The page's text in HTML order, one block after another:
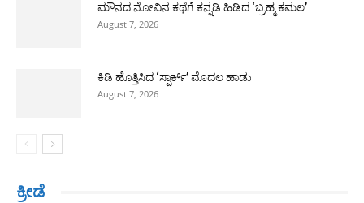
ಮೌನದ ನೋವಿನ ಕಥೆಗೆ ಕನ್ನಡಿ ಹಿಡಿದ ‘ಬ್ರಹ್ಮ ಕಮಲ’
August 7, 2026
ಕಿಡಿ ಹೊತ್ತಿಸಿದ ‘ಸ್ಪಾರ್ಕ್’ ಮೊದಲ ಹಾಡು
August 7, 2026
ಕ್ರೀಡೆ